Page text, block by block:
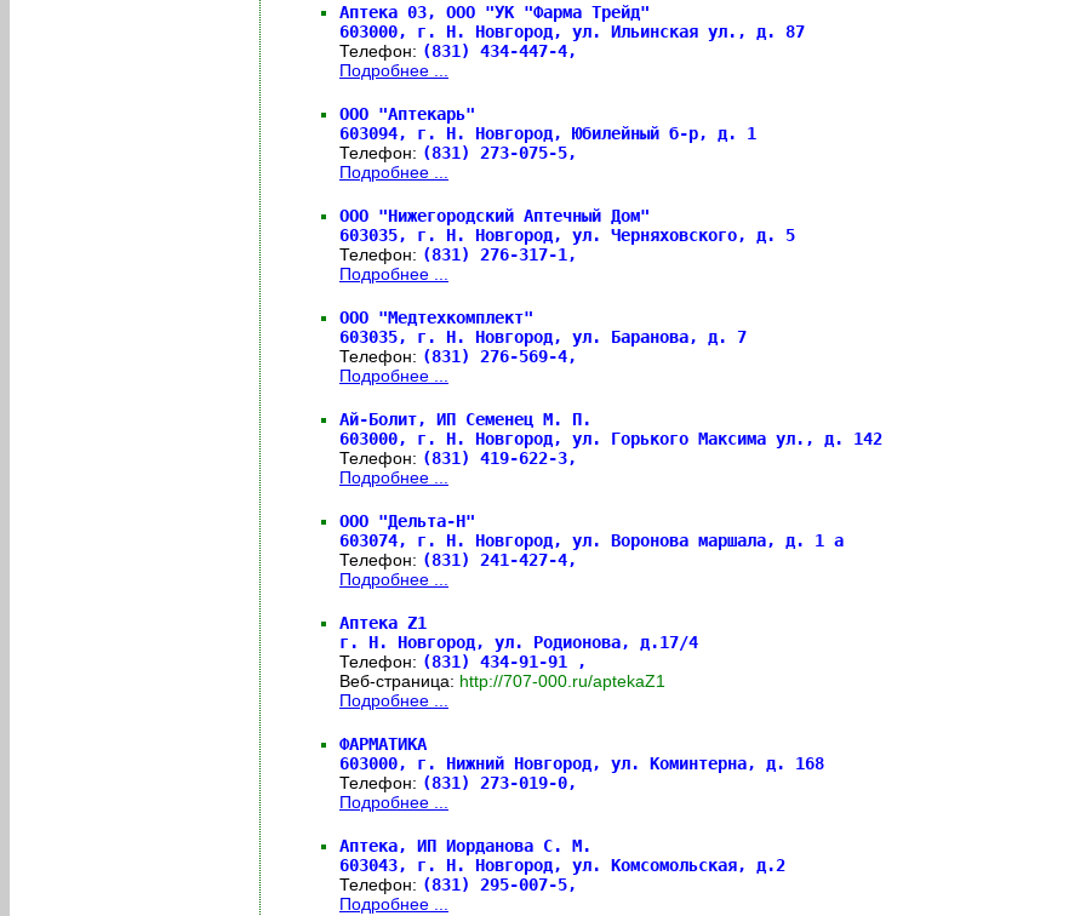
Аптека 03, ООО "УК "Фарма Трейд"
603000, г. Н. Новгород, ул. Ильинская ул., д. 87
Телефон: (831) 434-447-4,
Подробнее ...
ООО "Аптекарь"
603094, г. Н. Новгород, Юбилейный б-р, д. 1
Телефон: (831) 273-075-5,
Подробнее ...
ООО "Нижегородский Аптечный Дом"
603035, г. Н. Новгород, ул. Черняховского, д. 5
Телефон: (831) 276-317-1,
Подробнее ...
ООО "Медтехкомплект"
603035, г. Н. Новгород, ул. Баранова, д. 7
Телефон: (831) 276-569-4,
Подробнее ...
Ай-Болит, ИП Семенец М. П.
603000, г. Н. Новгород, ул. Горького Максима ул., д. 142
Телефон: (831) 419-622-3,
Подробнее ...
ООО "Дельта-Н"
603074, г. Н. Новгород, ул. Воронова маршала, д. 1 а
Телефон: (831) 241-427-4,
Подробнее ...
Аптека Z1
г. Н. Новгород, ул. Родионова, д.17/4
Телефон: (831) 434-91-91 ,
Веб-страница: http://707-000.ru/aptekaZ1
Подробнее ...
ФАРМАТИКА
603000, г. Нижний Новгород, ул. Коминтерна, д. 168
Телефон: (831) 273-019-0,
Подробнее ...
Аптека, ИП Иорданова С. М.
603043, г. Н. Новгород, ул. Комсомольская, д.2
Телефон: (831) 295-007-5,
Подробнее ...